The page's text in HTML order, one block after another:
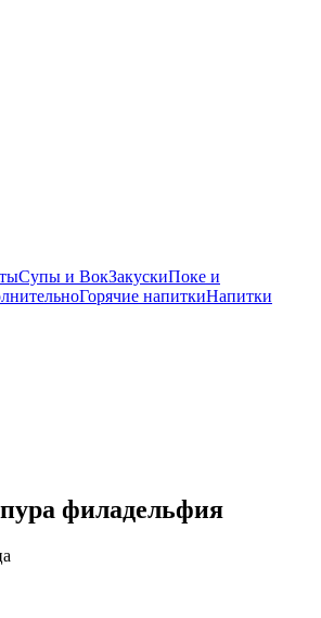
Супы и ВокЗакускиПоке и
Горячие напиткиНапитки
филадельфия